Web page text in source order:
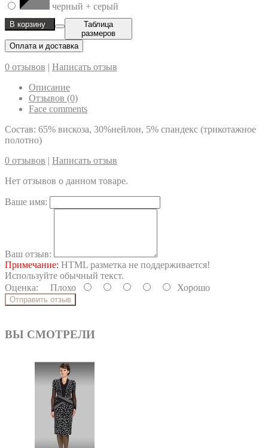
черный + серый
В корзину
Таблица
размеров
Оплата и доставка
0 отзывов | Написать отзыв
Описание
Отзывов (0)
Face comments
Состав: 65% вискоза, 30%нейлон, 5% спандекс (трикотажное
полотно)
0 отзывов | Написать отзыв
Нет отзывов о данном товаре.
Ваше имя:
Ваш отзыв:
Примечание: HTML разметка не поддерживается!
Используйте обычный текст.
Оценка: Плохо Хорошо
Отправить отзыв
ВЫ СМОТРЕЛИ